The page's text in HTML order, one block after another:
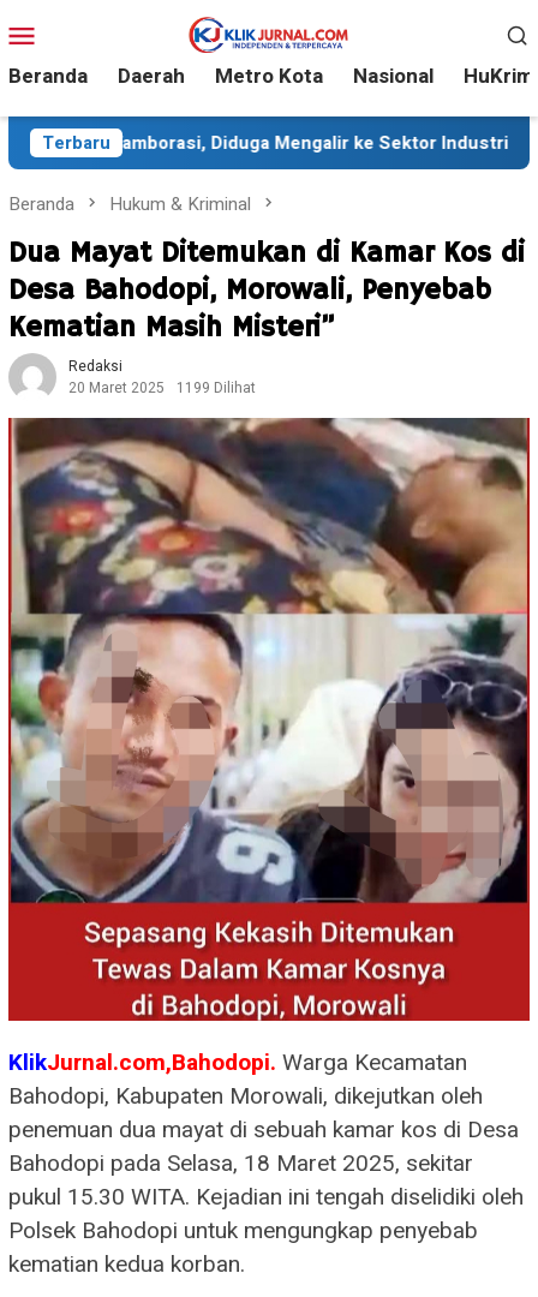
ke
kontenMobile
Beranda Daerah Metro Kota Nasional HuKrim
Terbaru
Diduga Mengalir ke Sektor Industri Sekitar 35
Beranda Hukum & Kriminal
Dua Mayat Ditemukan di Kamar Kos di
Desa Bahodopi, Morowali, Penyebab
Kematian Masih Misteri”
Redaksi
20 Maret 2025
1199 Dilihat
KlikJurnal.com,Bahodopi. Warga Kecamatan
Bahodopi, Kabupaten Morowali, dikejutkan oleh
penemuan dua mayat di sebuah kamar kos di Desa
Bahodopi pada Selasa, 18 Maret 2025, sekitar
pukul 15.30 WITA. Kejadian ini tengah diselidiki oleh
Polsek Bahodopi untuk mengungkap penyebab
kematian kedua korban.